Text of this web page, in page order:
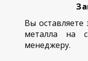
Вы оставляете
металла на
менеджеру.